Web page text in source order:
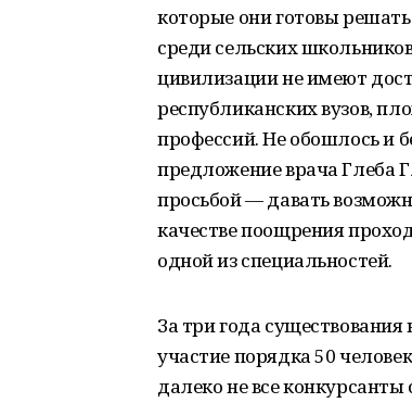
которые они готовы
среди сельских
цивилизации не имеют
республиканских вузов,
профессий. Не обошлось и
предложение врача Глеба
просьбой — давать
качестве поощрения
одной из специальностей.
За три года
участие порядка 50
далеко не все